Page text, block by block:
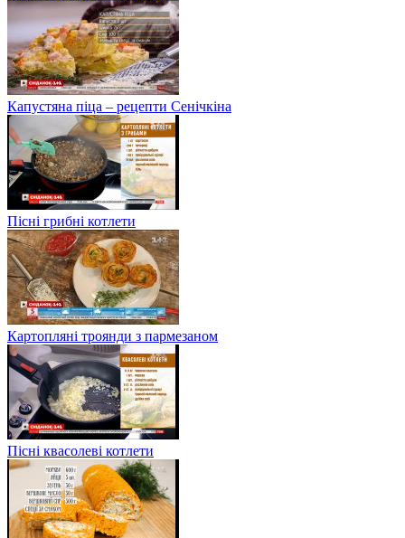
Капустяна піца – рецепти Сенічкіна
Пісні грибні котлети
Картопляні троянди з пармезаном
Пісні квасолеві котлети